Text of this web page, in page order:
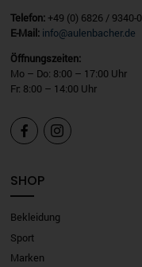
Telefon:+49 (0) 6826 / 9340-0
E-Mail: info@aulenbacher.de
Öffnungszeiten:
Mo – Do: 8:00 – 17:00 Uhr
Fr: 8:00 – 14:00 Uhr
 
SHOP
Bekleidung
Sport
Marken